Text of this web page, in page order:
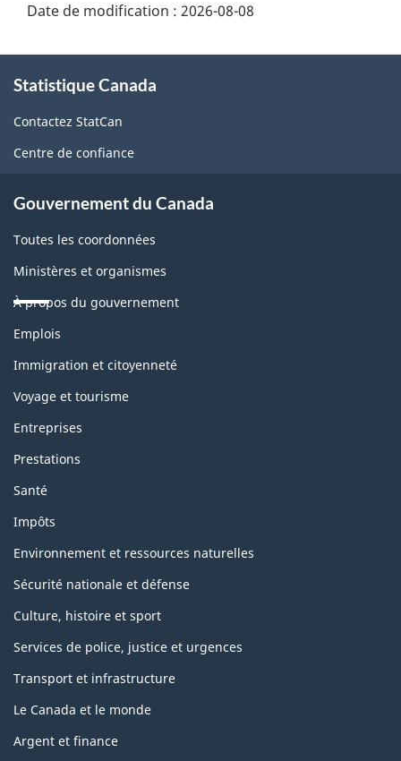
Date de modification : 2026-08-08
propos
de
ce
Statistique Canada
Contactez StatCan
Centre de confiance
Gouvernement du Canada
Toutes les coordonnées
Ministères et organismes
À propos du gouvernement
Thèmes
sujets
Emplois
Immigration et citoyenneté
Voyage et tourisme
Entreprises
Prestations
Santé
Impôts
Environnement et ressources naturelles
Sécurité nationale et défense
Culture, histoire et sport
Services de police, justice et urgences
Transport et infrastructure
Le Canada et le monde
Argent et finance